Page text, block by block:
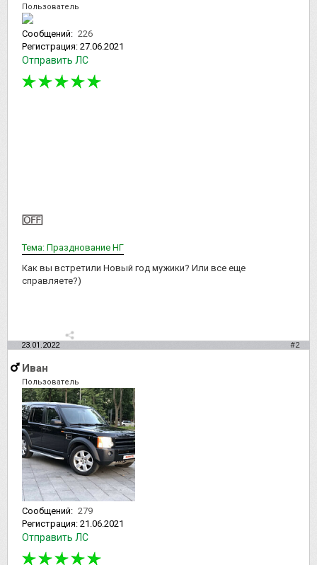
Пользователь
Сообщений: 226
Регистрация: 27.06.2021
Отправить ЛС
Тема: Празднование НГ
Как вы встретили Новый год мужики? Или все еще
справляете?)
23.01.2022 #2
Иван
Пользователь
Сообщений: 279
Регистрация: 21.06.2021
Отправить ЛС